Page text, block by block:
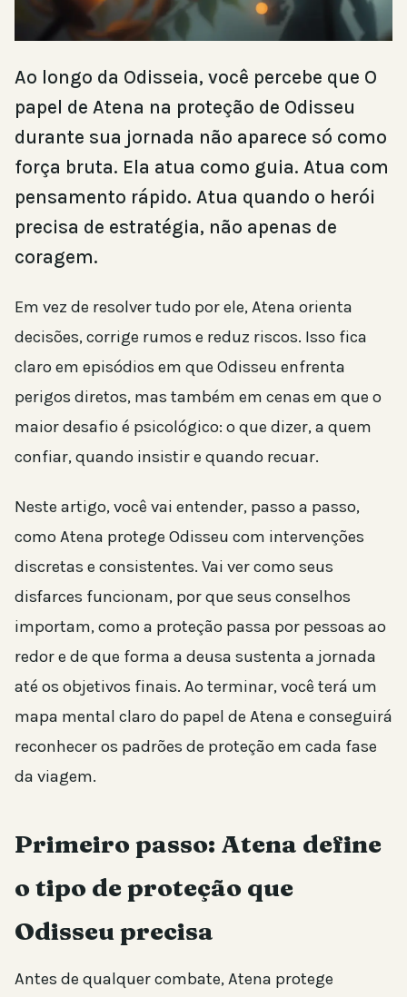
Ao longo da Odisseia, você percebe que O
papel de Atena na proteção de Odisseu
durante sua jornada não aparece só como
força bruta. Ela atua como guia. Atua com
pensamento rápido. Atua quando o herói
precisa de estratégia, não apenas de
coragem.
Em vez de resolver tudo por ele, Atena orienta
decisões, corrige rumos e reduz riscos. Isso fica
claro em episódios em que Odisseu enfrenta
perigos diretos, mas também em cenas em que o
maior desafio é psicológico: o que dizer, a quem
confiar, quando insistir e quando recuar.
Neste artigo, você vai entender, passo a passo,
como Atena protege Odisseu com intervenções
discretas e consistentes. Vai ver como seus
disfarces funcionam, por que seus conselhos
importam, como a proteção passa por pessoas ao
redor e de que forma a deusa sustenta a jornada
até os objetivos finais. Ao terminar, você terá um
mapa mental claro do papel de Atena e conseguirá
reconhecer os padrões de proteção em cada fase
da viagem.
Primeiro passo: Atena define
o tipo de proteção que
Odisseu precisa
Antes de qualquer combate, Atena protege